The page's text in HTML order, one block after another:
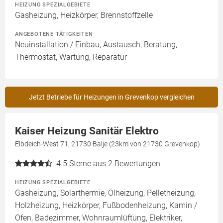
HEIZUNG SPEZIALGEBIETE
Gasheizung, Heizkörper, Brennstoffzelle
ANGEBOTENE TÄTIGKEITEN
Neuinstallation / Einbau, Austausch, Beratung,
Thermostat, Wartung, Reparatur
Jetzt Betriebe für Heizungen in Grevenkop vergleichen
Kaiser Heizung Sanitär Elektro
Elbdeich-West 71, 21730 Balje (23km von 21730 Grevenkop)
4.5 Sterne aus 2 Bewertungen
HEIZUNG SPEZIALGEBIETE
Gasheizung, Solarthermie, Ölheizung, Pelletheizung,
Holzheizung, Heizkörper, Fußbodenheizung, Kamin /
Ofen, Badezimmer, Wohnraumlüftung, Elektriker,